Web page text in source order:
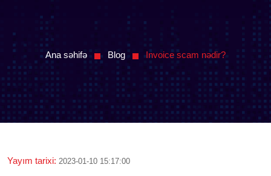
Ana səhifə Blog Invoice scam nədir?
Yayım tarixi: 2023-01-10 15:17:00